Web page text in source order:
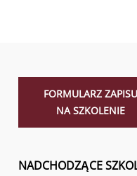
FORMULARZ ZAPISU
NA SZKOLENIE
NADCHODZĄCE